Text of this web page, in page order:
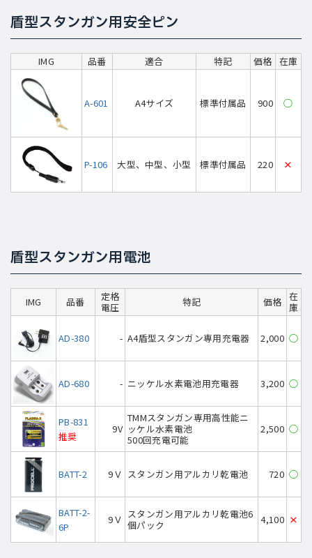
盾型スタンガン用安全ピン
IMG 品番 適合 特記 価格 在庫
A-601 A4サイズ 標準付属品 900 ◯
P-106 大型、中型、小型 標準付属品 220 ×
盾型スタンガン用電池
IMG 品番
定格
電圧
特記 価格 在
庫
AD-380 - A4盾型スタンガン専用充電器 2,000 ◯
AD-680 - ニッケル水素電池用充電器 3,200 ◯
PB-831
推奨
9V
TMMスタンガン専用高性能ニ
ッケル水素電池
500回充電可能
2,500 ◯
BATT-2 9Ｖ スタンガン用アルカリ乾電池 720 ◯
BATT-2-
6P
9Ｖ スタンガン用アルカリ乾電池6
個パック
4,100 ×